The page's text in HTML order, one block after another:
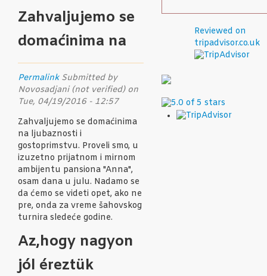
Zahvaljujemo se
domaćinima na
Permalink Submitted by
Novosadjani (not verified)on
Tue, 04/19/2016 - 12:57
Zahvaljujemo se domaćinima
na ljubaznosti i
gostoprimstvu. Proveli smo, u
izuzetno prijatnom i mirnom
ambijentu pansiona "Anna",
osam dana u julu. Nadamo se
da ćemo se videti opet, ako ne
pre, onda za vreme šahovskog
turnira sledeće godine.
Az,hogy nagyon
jól éreztük
Reviewed on
tripadvisor.co.uk